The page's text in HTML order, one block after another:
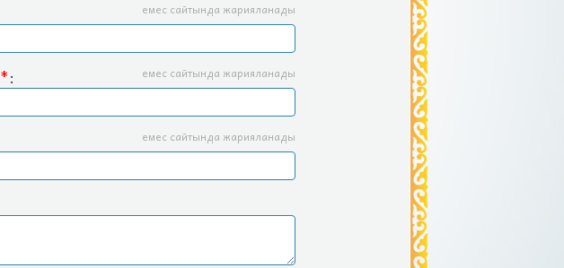
емес сайтында жарияланады
*: емес сайтында жарияланады
емес сайтында жарияланады